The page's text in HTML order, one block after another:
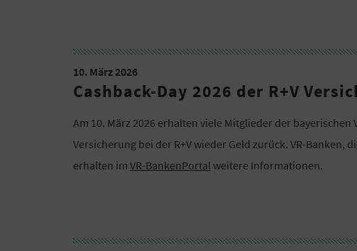
10. März 2026
Cashback-Day 2026 der R+V
Am 10. März 2026 erhalten viele Mitglieder der
Versicherung bei der R+V wieder Geld zurück. VR-Banken,
erhalten im VR-BankenPortal weitere Informationen.